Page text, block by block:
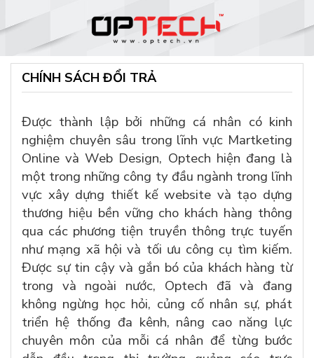
CHÍNH SÁCH ĐỔI TRẢ
Được thành lập bởi những cá nhân có kinh
nghiệm chuyên sâu trong lĩnh vực Martketing
Online và Web Design, Optech hiện đang là
một trong những công ty đầu ngành trong lĩnh
vực xây dựng thiết kế website và tạo dựng
thương hiệu bền vững cho khách hàng thông
qua các phương tiện truyền thông trực tuyến
như mạng xã hội và tối ưu công cụ tìm kiếm.
Được sự tin cậy và gắn bó của khách hàng từ
trong và ngoài nước, Optech đã và đang
không ngừng học hỏi, củng cố nhân sự, phát
triển hệ thống đa kênh, nâng cao năng lực
chuyên môn của mỗi cá nhân để từng bước